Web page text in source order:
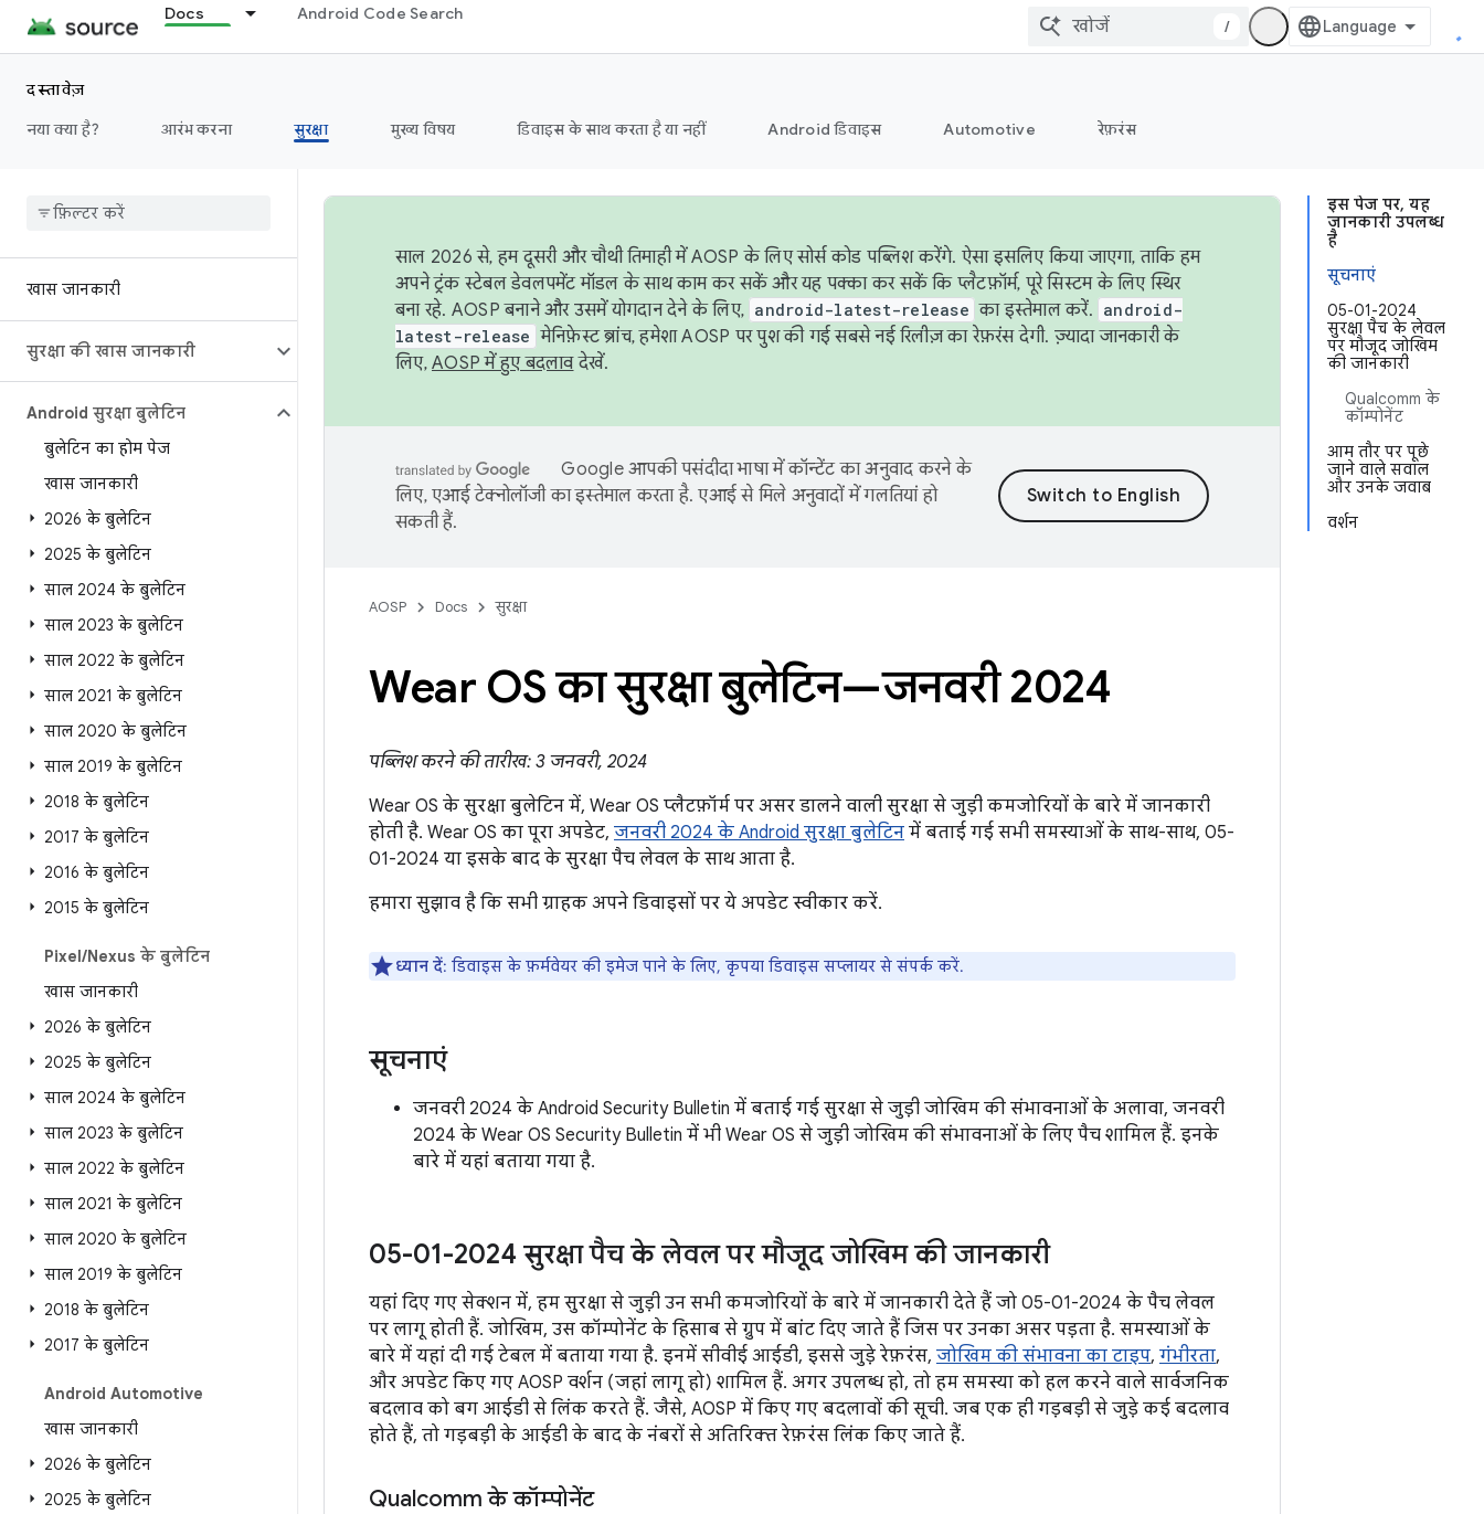
Docs Android Code Search
/
दस्तावेज़
नया क्या है?
आरंभ करना सुरक्षा मुख्य विषय डिवाइस के साथ करता है या नहीं Android डिवाइस Automotive रेफ़रंस
खास जानकारी
सुरक्षा की खास जानकारी
Android सुरक्षा बुलेटिन
बुलेटिन का होम पेज
खास जानकारी
2026 के बुलेटिन
2025 के बुलेटिन
साल 2024 के बुलेटिन
साल 2023 के बुलेटिन
साल 2022 के बुलेटिन
साल 2021 के बुलेटिन
साल 2020 के बुलेटिन
साल 2019 के बुलेटिन
2018 के बुलेटिन
2017 के बुलेटिन
2016 के बुलेटिन
2015 के बुलेटिन
Pixel/Nexus के बुलेटिन
खास जानकारी
2026 के बुलेटिन
2025 के बुलेटिन
साल 2024 के बुलेटिन
साल 2023 के बुलेटिन
साल 2022 के बुलेटिन
साल 2021 के बुलेटिन
साल 2020 के बुलेटिन
साल 2019 के बुलेटिन
2018 के बुलेटिन
2017 के बुलेटिन
Android Automotive
खास जानकारी
2026 के बुलेटिन
2025 के बुलेटिन
इस पेज पर, यह
जानकारी उपलब्ध
है
सूचनाएं
05-01-2024
सुरक्षा पैच के लेवल
पर मौजूद जोखिम
की जानकारी
Qualcomm के
कॉम्पोनेंट
आम तौर पर पूछे
जाने वाले सवाल
और उनके जवाब
वर्शन
साल 2026 से, हम दूसरी और चौथी तिमाही में AOSP के लिए सोर्स कोड पब्लिश करेंगे. ऐसा इसलिए किया जाएगा, ताकि हम
अपने ट्रंक स्टेबल डेवलपमेंट मॉडल के साथ काम कर सकें और यह पक्का कर सकें कि प्लैटफ़ॉर्म, पूरे सिस्टम के लिए स्थिर
बना रहे. AOSP बनाने और उसमें योगदान देने के लिए, android-latest-release का इस्तेमाल करें. android-
latest-release मेनिफ़ेस्ट ब्रांच, हमेशा AOSP पर पुश की गई सबसे नई रिलीज़ का रेफ़रंस देगी. ज़्यादा जानकारी के
लिए, AOSP में हुए बदलावदेखें.
Google आपकी पसंदीदा भाषा में कॉन्टेंट का अनुवाद करने के
लिए, एआई टेक्नोलॉजी का इस्तेमाल करता है. एआई से मिले अनुवादों में गलतियां हो
सकती हैं.
AOSP Docs सुरक्षा
Wear OS का सुरक्षा बुलेटिन—जनवरी 2024
पब्लिश करने की तारीख: 3 जनवरी, 2024
Wear OS के सुरक्षा बुलेटिन में, Wear OS प्लैटफ़ॉर्म पर असर डालने वाली सुरक्षा से जुड़ी कमजोरियों के बारे में जानकारी
होती है. Wear OS का पूरा अपडेट, जनवरी 2024 के Android सुरक्षा बुलेटिन में बताई गई सभी समस्याओं के साथ-साथ, 05-
01-2024 या इसके बाद के सुरक्षा पैच लेवल के साथ आता है.
हमारा सुझाव है कि सभी ग्राहक अपने डिवाइसों पर ये अपडेट स्वीकार करें.
ध्यान दें: डिवाइस के फ़र्मवेयर की इमेज पाने के लिए, कृपया डिवाइस सप्लायर से संपर्क करें.
सूचनाएं
जनवरी 2024 के Android Security Bulletin में बताई गई सुरक्षा से जुड़ी जोखिम की संभावनाओं के अलावा, जनवरी
2024 के Wear OS Security Bulletin में भी Wear OS से जुड़ी जोखिम की संभावनाओं के लिए पैच शामिल हैं. इनके
बारे में यहां बताया गया है.
05-01-2024 सुरक्षा पैच के लेवल पर मौजूद जोखिम की जानकारी
यहां दिए गए सेक्शन में, हम सुरक्षा से जुड़ी उन सभी कमजोरियों के बारे में जानकारी देते हैं जो 05-01-2024 के पैच लेवल
पर लागू होती हैं. जोखिम, उस कॉम्पोनेंट के हिसाब से ग्रुप में बांट दिए जाते हैं जिस पर उनका असर पड़ता है. समस्याओं के
बारे में यहां दी गई टेबल में बताया गया है. इनमें सीवीई आईडी, इससे जुड़े रेफ़रंस, जोखिम की संभावना का टाइप, गंभीरता,
और अपडेट किए गए AOSP वर्शन (जहां लागू हो) शामिल हैं. अगर उपलब्ध हो, तो हम समस्या को हल करने वाले सार्वजनिक
बदलाव को बग आईडी से लिंक करते हैं. जैसे, AOSP में किए गए बदलावों की सूची. जब एक ही गड़बड़ी से जुड़े कई बदलाव
होते हैं, तो गड़बड़ी के आईडी के बाद के नंबरों से अतिरिक्त रेफ़रंस लिंक किए जाते हैं.
Qualcomm के कॉम्पोनेंट